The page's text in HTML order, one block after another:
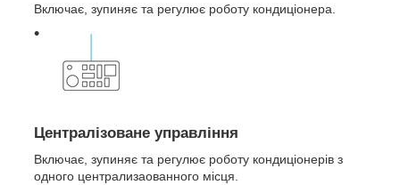
Включає, зупиняє та регулює роботу кондиціонера.
Централізоване управління
Включає, зупиняє та регулює роботу кондиціонерів з
одного централизаованного місця.